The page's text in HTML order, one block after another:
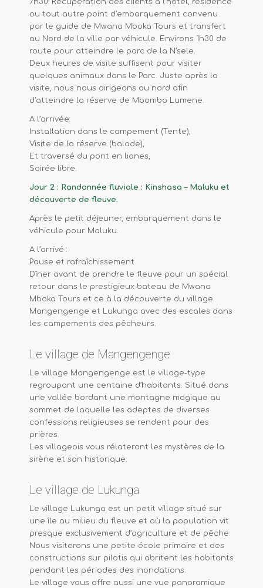
7h30: Récupération des clients à l’hôtel, résidence
ou tout autre point d’embarquement convenu
par le guide de Mwana Mboka Tours et transfert
au Nord de la ville par véhicule. Environs 1h30 de
route pour atteindre le parc de la N’sele.
Deux heures de visite suffisent pour visiter
quelques animaux dans le Parc. Juste après la
visite, nous nous dirigeons au nord afin
d’atteindre la réserve de Mbombo Lumene.
A l’arrivée:
Installation dans le campement (Tente),
Visite de la réserve (balade),
Et traversé du pont en lianes,
Soirée libre.
Jour 2 : Randonnée fluviale : Kinshasa – Maluku et
découverte de fleuve.
Après le petit déjeuner, embarquement dans le
véhicule pour Maluku.
A l’arrivé :
Pause et rafraîchissement
Dîner avant de prendre le fleuve pour un spécial
retour dans le prestigieux bateau de Mwana
Mboka Tours et ce à la découverte du village
Mangengenge et Lukunga avec des escales dans
les campements des pêcheurs.
Le village de Mangengenge
Le village Mangengenge est le village-type
regroupant une centaine d’habitants. Situé dans
une vallée bordant une montagne magique au
sommet de laquelle les adeptes de diverses
confessions religieuses se rendent pour des
prières.
Les villageois vous rélateront les mystères de la
sirène et son historique.
Le village de Lukunga
Le village Lukunga est un petit village situé sur
une île au milieu du fleuve et où la population vit
presque exclusivement d’agriculture et de pêche.
Nous visiterons une petite école primaire et des
constructions sur pilotis qui abritent les habitants
pendant les périodes des inondations.
Le village vous offre aussi une vue panoramique